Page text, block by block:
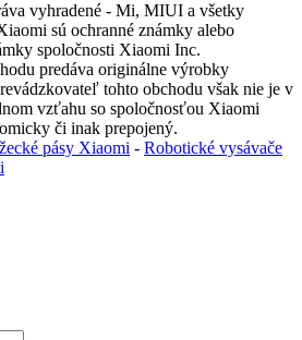
vyhradené - Mi, MIUI a všetky
sú ochranné známky alebo
spoločnosti Xiaomi Inc.
predáva originálne výrobky
tohto obchodu však nie je v
vzťahu so spoločnosťou Xiaomi
či inak prepojený.
pásy Xiaomi - Robotické vysávače